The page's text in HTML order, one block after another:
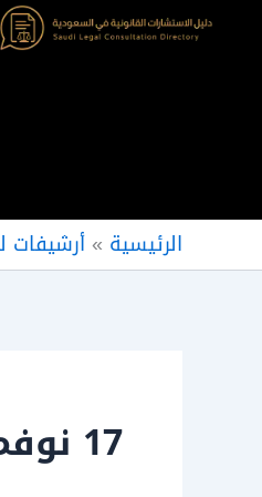
تخطي
الرئيسية »أرشيفات
17 نوفمبر، 2024